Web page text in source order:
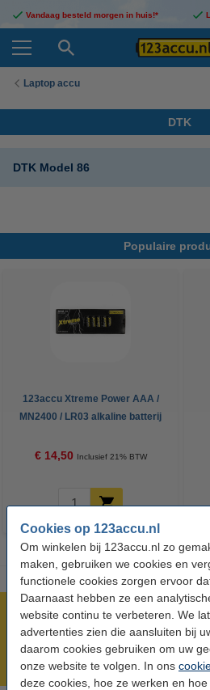
Cookies op 123accu.nl
Om winkelen bij 123accu.nl zo
maken, gebruiken we cookies en
functionele cookies zorgen ervoor
Daarnaast hebben ze een
website continu te verbeteren. We
advertenties zien die aansluiten bij
daarom cookies gebruiken om uw
onze website te volgen. In ons
deze cookies, hoe ze werken en
Vandaag besteld morgen in huis!*
Laptop accu
DTK
DTK Model 86
Populaire
123accu Xtreme Power AAA /
MN2400 / LR03 alkaline batterij
€ 14,50 Inclusief 21% BTW
Meer dan 5 miljoen klanten!
Voor 23.59 uur besteld, morgen in
Laagsteprijsgarantie!